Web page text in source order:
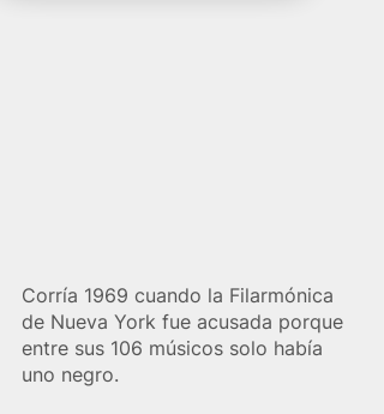
Corría 1969 cuando la Filarmónica
de Nueva York fue acusada porque
entre sus 106 músicos solo había
uno negro.